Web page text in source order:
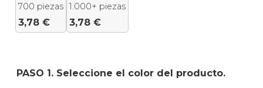
700 piezas
3,78 €
1.000+ piezas
3,78 €
PASO 1. Seleccione el color del producto.